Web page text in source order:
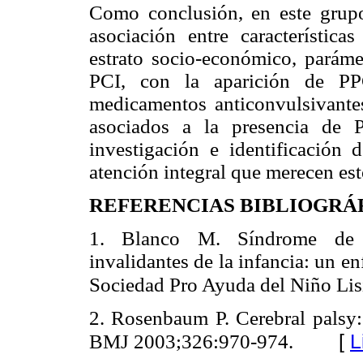
Como conclusión, en este
asociación entre
estrato socio-económico,
PCI, con la aparición de
medicamentos
asociados a la presencia de
investigación e identificación
atención integral que merecen
REFERENCIAS
1. Blanco M. Síndrome de
invalidantes de la infancia: un
Sociedad Pro Ayuda del Niño
2. Rosenbaum P. Cerebral
BMJ 2003;326:970-974. [